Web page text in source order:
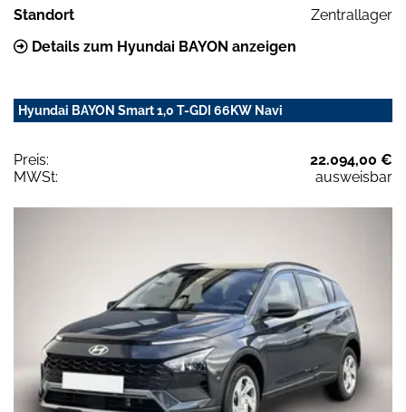
Standort
Zentrallager
Details zum Hyundai BAYON anzeigen
Hyundai BAYON Smart 1,0 T-GDI 66KW Navi
Preis:
22.094,00 €
MWSt:
ausweisbar